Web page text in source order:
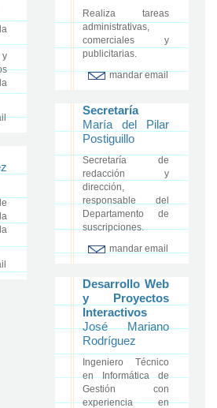
Realiza tareas
administrativas,
comerciales y
publicitarias.
mandar email
Secretaría
María del Pilar
Postiguillo
Secretaría de
redacción y
dirección,
responsable del
Departamento de
suscripciones.
mandar email
Desarrollo Web
y Proyectos
Interactivos
José Mariano
Rodríguez
Ingeniero Técnico
en Informática de
Gestión con
experiencia en